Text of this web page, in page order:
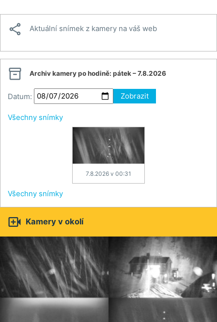
 Aktuální snímek z kamery na váš web
 Archiv kamery po hodině: pátek – 7.8.2026
Datum: Zobrazit
Všechny snímky
7.8.2026 v 00:31
Všechny snímky
 Kamery v okolí